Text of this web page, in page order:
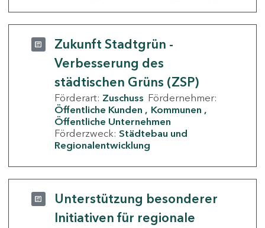
Zukunft Stadtgrün -
Verbesserung des
städtischen Grüns (ZSP)
Förderart: Zuschuss Fördernehmer:
Öffentliche Kunden
Kommunen
Öffentliche Unternehmen
Förderzweck: Städtebau und
Regionalentwicklung
Unterstützung besonderer
Initiativen für regionale